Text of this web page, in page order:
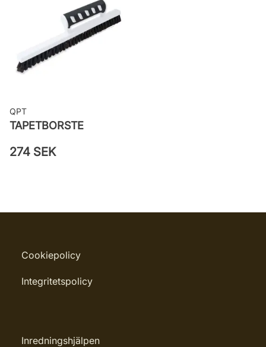
Leverantörens artikelnummer: 20131
QPT
TAPETBORSTE
274 SEK
Cookiepolicy
Integritetspolicy
Inredningshjälpen